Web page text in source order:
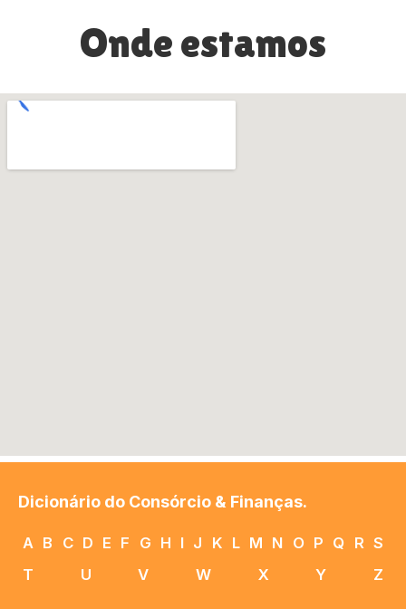
Onde estamos
Dicionário do Consórcio & Finanças.
A B C D E F G H I J K L M N O P Q R S
T
U V W X Y Z